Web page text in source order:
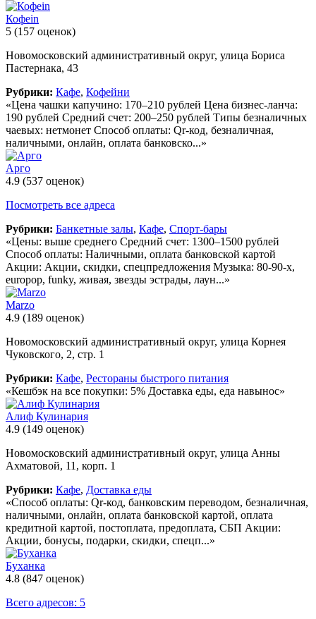
Кофеin
5 (157 оценок)
Новомосковский административный округ, улица Бориса
Пастернака, 43
Рубрики: Кафе, Кофейни
«Цена чашки капучино: 170–210 рублей Цена бизнес-ланча:
190 рублей Средний счет: 200–250 рублей Типы безналичных
чаевых: нетмонет Способ оплаты: Qr-код, безналичная,
наличными, онлайн, оплата банковско...»
Арго
4.9 (537 оценок)
Посмотреть все адреса
Рубрики: Банкетные залы, Кафе, Спорт-бары
«Цены: выше среднего Средний счет: 1300–1500 рублей
Способ оплаты: Наличными, оплата банковской картой
Акции: Акции, скидки, спецпредложения Музыка: 80-90-х,
europop, funky, живая, звезды эстрады, лаун...»
Marzo
4.9 (189 оценок)
Новомосковский административный округ, улица Корнея
Чуковского, 2, стр. 1
Рубрики: Кафе, Рестораны быстрого питания
«Кешбэк на все покупки: 5% Доставка еды, еда навынос»
Алиф Кулинария
4.9 (149 оценок)
Новомосковский административный округ, улица Анны
Ахматовой, 11, корп. 1
Рубрики: Кафе, Доставка еды
«Способ оплаты: Qr-код, банковским переводом, безналичная,
наличными, онлайн, оплата банковской картой, оплата
кредитной картой, постоплата, предоплата, СБП Акции:
Акции, бонусы, подарки, скидки, спецп...»
Буханка
4.8 (847 оценок)
Всего адресов: 5